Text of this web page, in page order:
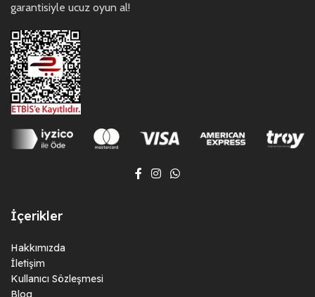
garantisiyle ucuz oyun al!
İçerikler
Hakkımızda
İletişim
Kullanıcı Sözleşmesi
Blog